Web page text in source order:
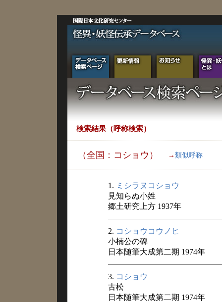
検索結果（呼称検索）
（全国：コショウ） → 類似呼称
1. ミシラヌコショウ
見知らぬ小姓
郷土研究上方 1937年
2. コショウコウノヒ
小楠公の碑
日本随筆大成第二期 1974年
3. コショウ
古松
日本随筆大成第二期 1974年